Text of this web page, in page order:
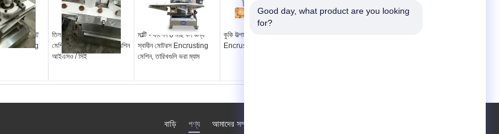
লাল শিম পেস্ট
Encrusting
তিল Mochi, জন্য প্যাস্ট্রি
মেশিন, চাঁদ পিষ্টক মুদ্রাঙ্কন মেশিন
আইএসও / সিই
মাল্টি - ফাংশন 6 মাছ বল জন্য
স্বাধীন মোটরস Encrusting
মেশিন, তারিখগুলি ভরা ম্যাম
কুকি উত্পাদনের লাইন
Encrusting মেশিন
আমাদের সম্পর্কে
পণ্য
বাড়ি
Good day, what product are you looking
for?